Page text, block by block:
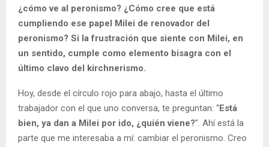
¿cómo ve al peronismo? ¿Cómo cree que está
cumpliendo ese papel Milei de renovador del
peronismo? Si la frustración que siente con Milei, en
un sentido, cumple como elemento bisagra con el
último clavo del kirchnerismo.
Hoy, desde el círculo rojo para abajo, hasta el último
trabajador con el que uno conversa, te preguntan: “Está
bien, ya dan a Milei por ido, ¿quién viene?”. Ahí está la
parte que me interesaba a mí: cambiar el peronismo. Creo